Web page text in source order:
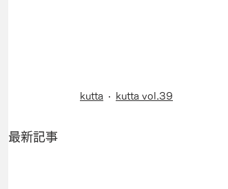
kutta kutta vol.39
最新記事